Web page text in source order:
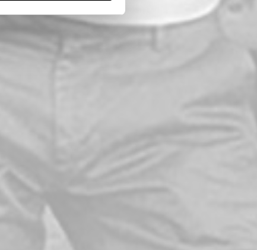
e per analizzare il
che si occupano